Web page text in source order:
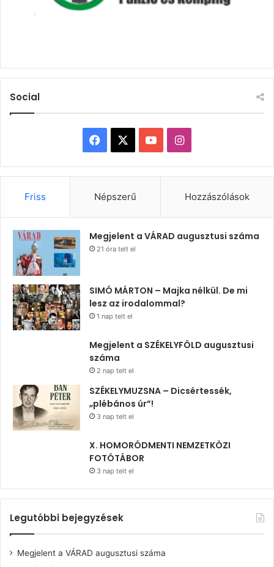
Social
Facebook YouTubeInstagram
Friss Népszerű Hozzászólások
Megjelent a VÁRAD augusztusi száma
21 óra telt el
SIMÓ MÁRTON – Majka nélkül. De mi
lesz az irodalommal?
1 nap telt el
Megjelent a SZÉKELYFÖLD augusztusi
száma
2 nap telt el
SZÉKELYMUZSNA – Dicsértessék,
„plébános úr”!
3 nap telt el
X. HOMORÓDMENTI NEMZETKÖZI
FOTÓTÁBOR
3 nap telt el
Legutóbbi bejegyzések
Megjelent a VÁRAD augusztusi száma